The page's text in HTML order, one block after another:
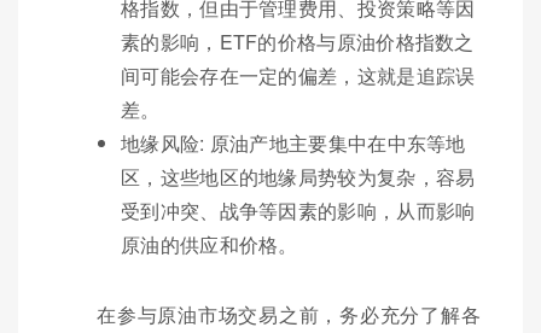
格指数，但由于管理费用、投资策略等因
素的影响，ETF的价格与原油价格指数之
间可能会存在一定的偏差，这就是追踪误
差。
地缘风险: 原油产地主要集中在中东等地
区，这些地区的地缘局势较为复杂，容易
受到冲突、战争等因素的影响，从而影响
原油的供应和价格。
在参与原油市场交易之前，务必充分了解各